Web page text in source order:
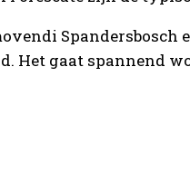
Spandersbosch
Het gaat spannend